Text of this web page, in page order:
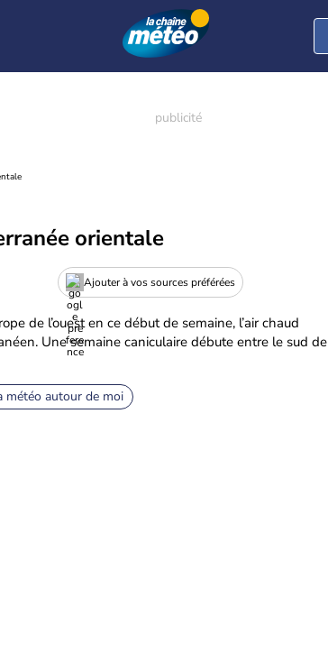
orientale
Ajouter à vos sources préférées
de l’ouest en ce début de semaine, l’air chaud
Une semaine caniculaire débute entre le sud de
météo autour de moi